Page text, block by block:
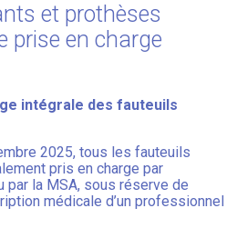
et prothèses
prise en charge
intégrale des fauteuils
2025, tous les fauteuils
pris en charge par
par la MSA, sous réserve de
médicale d’un professionnel